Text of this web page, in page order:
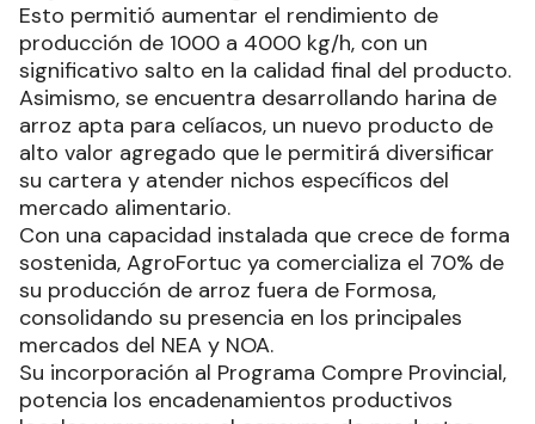
Esto permitió aumentar el rendimiento de
producción de 1000 a 4000 kg/h, con un
significativo salto en la calidad final del producto.
Asimismo, se encuentra desarrollando harina de
arroz apta para celíacos, un nuevo producto de
alto valor agregado que le permitirá diversificar
su cartera y atender nichos específicos del
mercado alimentario.
Con una capacidad instalada que crece de forma
sostenida, AgroFortuc ya comercializa el 70% de
su producción de arroz fuera de Formosa,
consolidando su presencia en los principales
mercados del NEA y NOA.
Su incorporación al Programa Compre Provincial,
potencia los encadenamientos productivos